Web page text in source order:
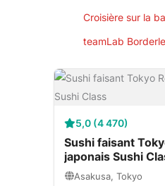
Croisière sur la
teamLab
5,0 (4 470)
Sushi faisant
japonais Sushi
Asakusa, Tokyo